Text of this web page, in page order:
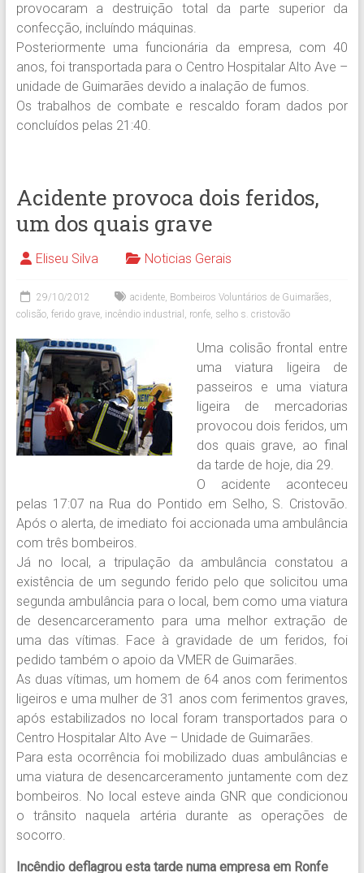
provocaram a destruição total da parte superior da
confecção, incluíndo máquinas.
Posteriormente uma funcionária da empresa, com 40
anos, foi transportada para o Centro Hospitalar Alto Ave –
unidade de Guimarães devido a inalação de fumos.
Os trabalhos de combate e rescaldo foram dados por
concluídos pelas 21:40.
Acidente provoca dois feridos,
um dos quais grave
Eliseu Silva Noticias Gerais
29/10/2012 acidente, Bombeiros Voluntários de Guimarães,
colisão, ferido grave, incêndio industrial , ronfe, selho s. cristovão
Uma colisão frontal entre
uma viatura ligeira de
passeiros e uma viatura
ligeira de mercadorias
provocou dois feridos, um
dos quais grave, ao final
da tarde de hoje, dia 29.
O acidente aconteceu
pelas 17:07 na Rua do Pontido em Selho, S. Cristovão.
Após o alerta, de imediato foi accionada uma ambulância
com três bombeiros.
Já no local, a tripulação da ambulância constatou a
existência de um segundo ferido pelo que solicitou uma
segunda ambulância para o local, bem como uma viatura
de desencarceramento para uma melhor extração de
uma das vítimas. Face à gravidade de um feridos, foi
pedido também o apoio da VMER de Guimarães.
As duas vítimas, um homem de 64 anos com ferimentos
ligeiros e uma mulher de 31 anos com ferimentos graves,
após estabilizados no local foram transportados para o
Centro Hospitalar Alto Ave – Unidade de Guimarães.
Para esta ocorrência foi mobilizado duas ambulâncias e
uma viatura de desencarceramento juntamente com dez
bombeiros. No local esteve ainda GNR que condicionou
o trânsito naquela artéria durante as operações de
socorro.
Incêndio deflagrou esta tarde numa empresa em Ronfe